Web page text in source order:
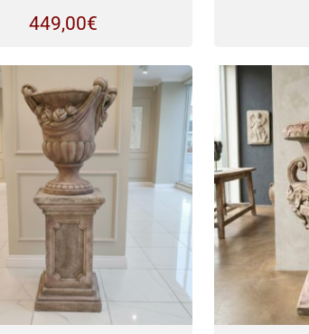
449,00€